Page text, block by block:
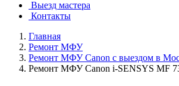
Выезд мастера
Контакты
Главная
Ремонт МФУ
Ремонт МФУ Canon с выездом в
Ремонт МФУ Canon i-SENSYS MF